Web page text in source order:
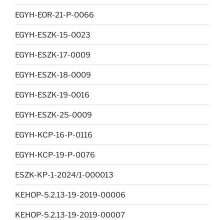
EGYH-EOR-21-P-0066
EGYH-ESZK-15-0023
EGYH-ESZK-17-0009
EGYH-ESZK-18-0009
EGYH-ESZK-19-0016
EGYH-ESZK-25-0009
EGYH-KCP-16-P-0116
EGYH-KCP-19-P-0076
ESZK-KP-1-2024/1-000013
KEHOP-5.2.13-19-2019-00006
KEHOP-5.2.13-19-2019-00007